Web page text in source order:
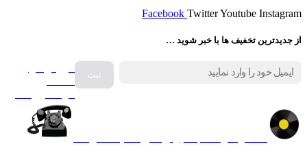
Facebook TwitterYoutube Instagram
از جدیدترین تخفیف ها با خبر شوید …
فروش انواع